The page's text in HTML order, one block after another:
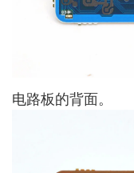
电路板的背面。